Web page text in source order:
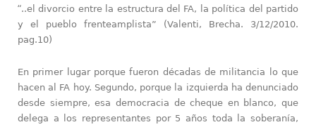
“..el divorcio entre la estructura del FA, la política del partido
y el pueblo frenteamplista” (Valenti, Brecha. 3/12/2010.
pag.10)
En primer lugar porque fueron décadas de militancia lo que
hacen al FA hoy. Segundo, porque la izquierda ha denunciado
desde siempre, esa democracia de cheque en blanco, que
delega a los representantes por 5 años toda la soberanía,